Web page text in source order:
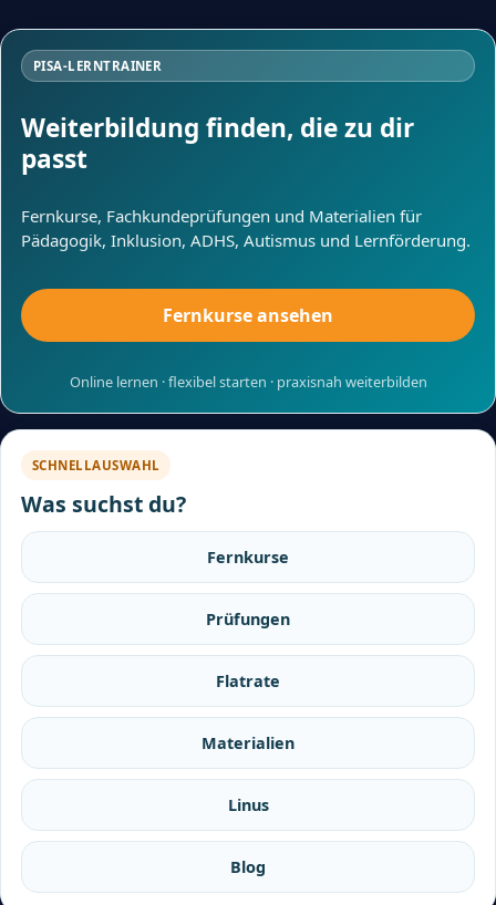
PISA-LERNTRAINER
Weiterbildung finden, die zu dir
passt
Fernkurse, Fachkundeprüfungen und Materialien für
Pädagogik, Inklusion, ADHS, Autismus und Lernförderung.
Fernkurse ansehen
Online lernen · flexibel starten · praxisnah weiterbilden
SCHNELLAUSWAHL
Was suchst du?
Fernkurse
Prüfungen
Flatrate
Materialien
Linus
Blog